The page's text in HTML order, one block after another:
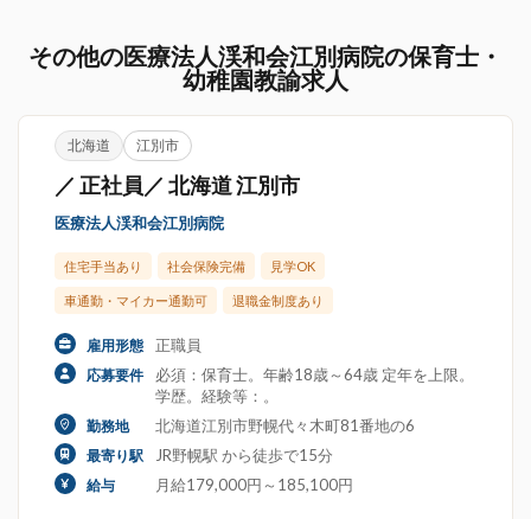
その他の医療法人渓和会江別病院の保育士・
幼稚園教諭求人
北海道 江別市
／ 正社員／ 北海道 江別市
医療法人渓和会江別病院
住宅手当あり 社会保険完備 見学OK
車通勤・マイカー通勤可 退職金制度あり
雇用形態 正職員
応募要件
必須：保育士。年齢18歳～64歳 定年を上限。
学歴。経験等：。
勤務地 北海道江別市野幌代々木町81番地の6
最寄り駅 JR野幌駅 から徒歩で15分
給与 月給179,000円～185,100円